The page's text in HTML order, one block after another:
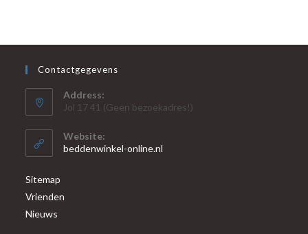
Contactgegevens
Address:
Jol 17 41 (Geen bezoekadres!)
Website:
beddenwinkel-online.nl
Sitemap
Vrienden
Nieuws